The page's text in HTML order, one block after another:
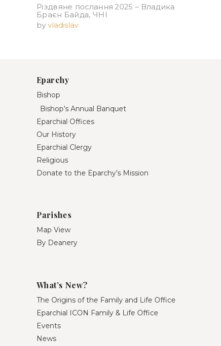
Різдвяне послання 2025 – Владика
Браєн Байда, ЧНІ
by vladislav
Eparchy
Bishop
Bishop’s Annual Banquet
Eparchial Offices
Our History
Eparchial Clergy
Religious
Donate to the Eparchy’s Mission
Parishes
Map View
By Deanery
What’s New?
The Origins of the Family and Life Office
Eparchial ICON Family & Life Office
Events
News